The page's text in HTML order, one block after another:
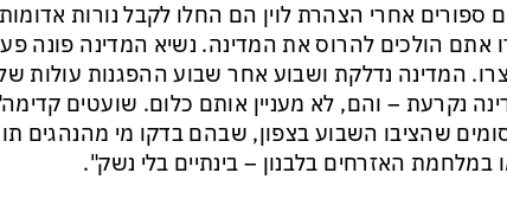
ספורים אחרי הצהרת לוין הם החלו לקבל נורות
אתם הולכים להרוס את המדינה. נשיא המדינה פונה
המדינה נדלקת ושבוע אחר שבוע ההפגנות עולות
נקרעת – והם, לא מעניין אותם כלום. שועטים
שהציבו השבוע בצפון, שבהם בדקו מי מהנהגים
במלחמת האזרחים בלבנון – בינתיים בלי נשק".